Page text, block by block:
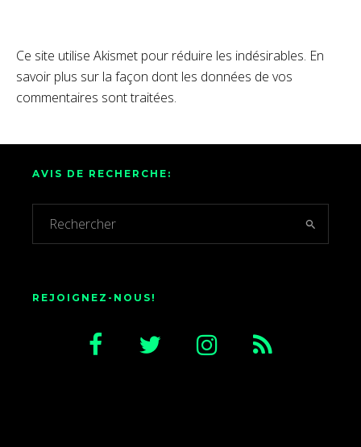
Ce site utilise Akismet pour réduire les indésirables. En
savoir plus sur la façon dont les données de vos
commentaires sont traitées.
AVIS DE RECHERCHE:
REJOIGNEZ-NOUS!